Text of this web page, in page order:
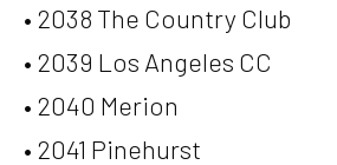
• 2038 The Country Club
• 2039 Los Angeles CC
• 2040 Merion
• 2041 Pinehurst